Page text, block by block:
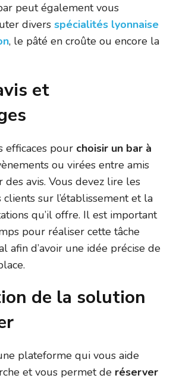
peut également vous
divers spécialités lyonnaise
, le pâté en croûte ou encore la
et
efficaces pour choisir un bar à
ou virées entre amis
des avis. Vous devez lire les
sur l’établissement et la
qu’il offre. Il est important
pour réaliser cette tâche
afin d’avoir une idée précise de
de la solution
plateforme qui vous aide
et vous permet de réserver